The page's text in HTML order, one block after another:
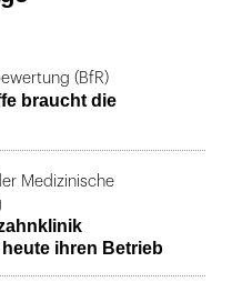
(BfR)
braucht die
Medizinische
ihren Betrieb